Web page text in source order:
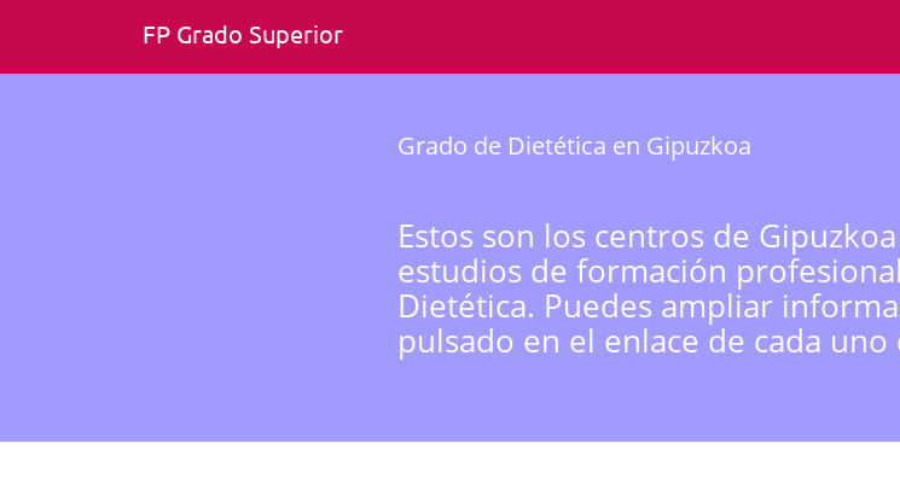
FP Grado Superior
Grado de Dietética en Gipuzkoa
Estos son los centros de
estudios de formación
Dietética. Puedes ampliar
pulsado en el enlace de cada uno